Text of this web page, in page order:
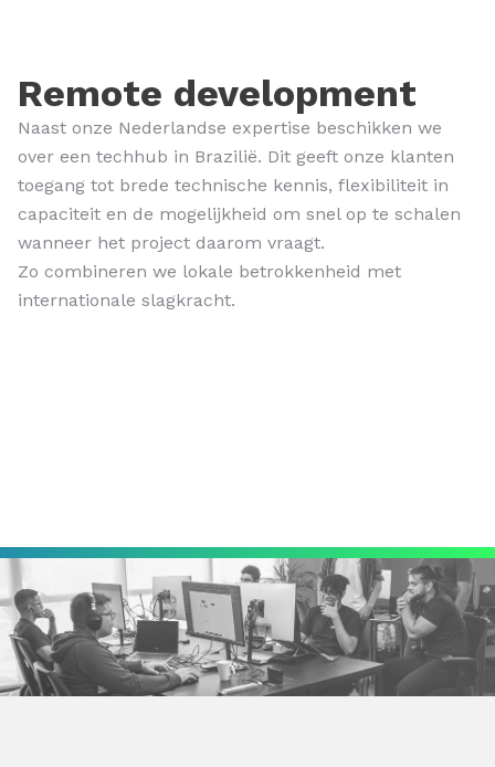
Remote development
Naast onze Nederlandse expertise beschikken we
over een techhub in Brazilië. Dit geeft onze klanten
toegang tot brede technische kennis, flexibiliteit in
capaciteit en de mogelijkheid om snel op te schalen
wanneer het project daarom vraagt.
Zo combineren we lokale betrokkenheid met
internationale slagkracht.